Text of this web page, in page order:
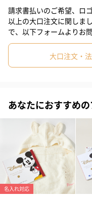
お子様やカップルの方が
サイズ
マグ：直
箱サイズ
幅
重量
300g
原産国
本体：中国
絵付け加
#親戚女性 #親戚男性
#部下女性 #男子高校生
#祖父 #上司女性 #
#20代前半 #20代後半
請求書払いのご希望、ロ
以上の大口注文に関しま
で、以下フォームよりお
大口注文・
あなたにおすすめ